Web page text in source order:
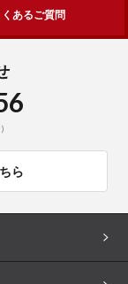
くあるご質問
ら